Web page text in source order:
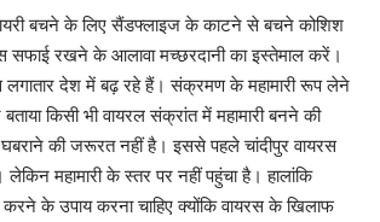
बचने के लिए सैंडफ्लाइज के काटने से बचने कोशिश
सफाई रखने के आलावा मच्छरदानी का इस्तेमाल करें।
देश में बढ़ रहे हैं। संक्रमण के महामारी रूप लेने
किसी भी वायरल संक्रांत में महामारी बनने की
घबराने की जरूरत नहीं है। इससे पहले चांदीपुर वायरस
महामारी के स्तर पर नहीं पहुंचा है। हालांकि
के उपाय करना चाहिए क्योंकि वायरस के खिलाफ